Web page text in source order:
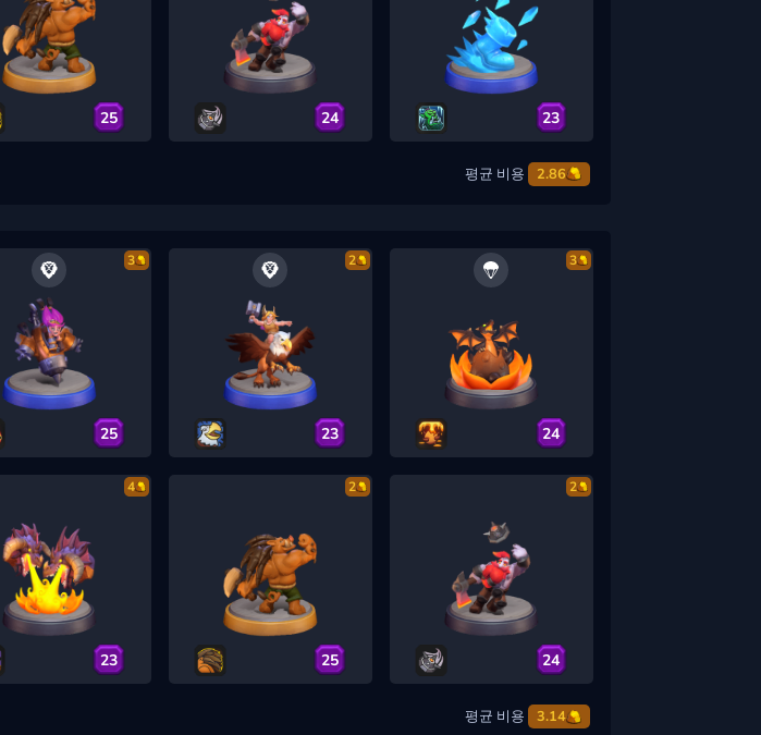
25 24 23
평균 비용 2.86
3
25
2
23
3
24
4
23
2
25
2
24
평균 비용 3.14